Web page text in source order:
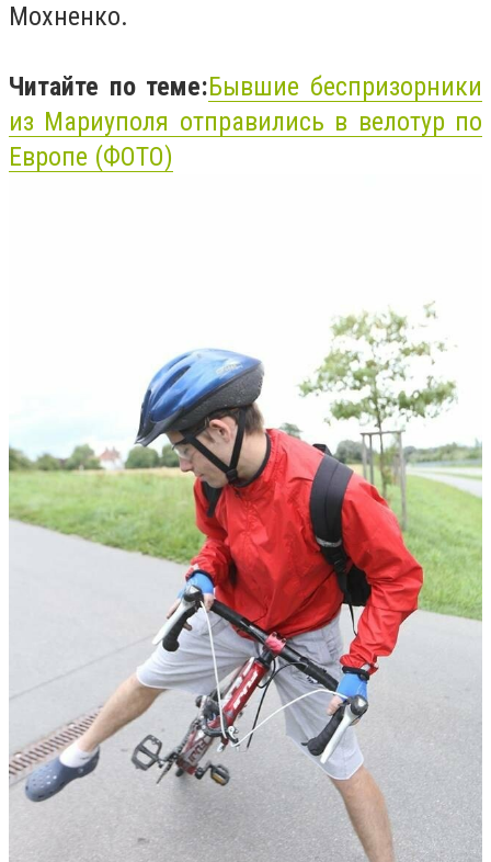
Мохненко.
Читайте по теме:Бывшие беспризорники
из Мариуполя отправились в велотур по
Европе (ФОТО)